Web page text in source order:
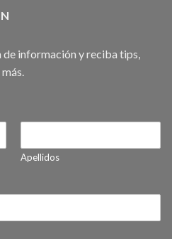
información y reciba tips,
Apellidos